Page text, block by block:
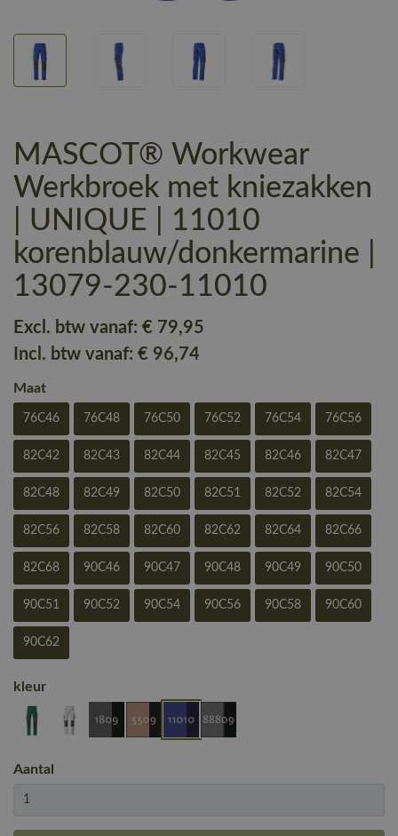
MASCOT® Workwear
Werkbroek met kniezakken
| UNIQUE | 11010
korenblauw/donkermarine |
13079-230-11010
Excl. btw vanaf: € 79,95
Incl. btw vanaf: € 96,74
Maat
76C46 76C48 76C50 76C52 76C54 76C56
82C42 82C43 82C44 82C45 82C46 82C47
82C48 82C49 82C50 82C51 82C52 82C54
82C56 82C58 82C60 82C62 82C64 82C66
82C68 90C46 90C47 90C48 90C49 90C50
90C51 90C52 90C54 90C56 90C58 90C60
90C62
kleur
Aantal